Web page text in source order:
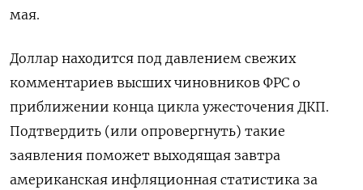
мая.
Доллар находится под давлением свежих
комментариев высших чиновников ФРС о
приближении конца цикла ужесточения ДКП.
Подтвердить (или опровергнуть) такие
заявления поможет выходящая завтра
американская инфляционная статистика за